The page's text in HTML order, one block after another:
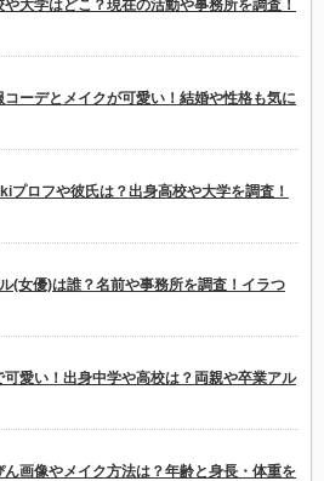
大学はどこ？現在の活動や事務所を調査！
ーデとメイクが可愛い！結婚や性格も気に
プロフや彼氏は？出身高校や大学を調査！
(女優)は誰？名前や事務所を調査！イラつ
愛い！出身中学や高校は？両親や卒業アル
画像やメイク方法は？年齢と身長・体重を